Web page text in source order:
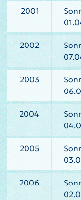
2001
2002
2003
2004
2005
2006